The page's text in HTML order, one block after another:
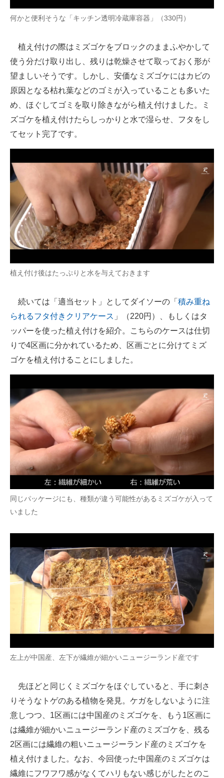
何かと便利そうな「キッチン透明冷蔵庫容器」（330円）
植え付けの際はミズゴケをブロックのままふやかして
使う分だけ取り出し、残りは乾燥させて取っておく形が
望ましいそうです。しかし、安価なミズゴケにはカビの
原因となる枯れ葉などのゴミが入っていることも多いた
め、ほぐしてゴミを取り除きながら植え付けました。ミ
ズゴケを植え付けたらしっかりと水で湿らせ、フタをし
てセット完了です。
植え付け後はたっぷりと水を与えておきます
続いては「適当セット」としてダイソーの「 積み重ね
られるフタ付きクリアケース 」（220円）、もしくはタ
ッパーを使った植え付けを紹介。こちらのケースは仕切
りで4区画に分かれているため、区画ごとに分けてミズ
ゴケを植え付けることにしました。
同じパッケージにも、種類が違う可能性があるミズゴケが入って
いました
左上が中国産、左下が繊維が細かいニュージーランド産です
先ほどと同じくミズゴケをほぐしていると、手に刺さ
りそうなトゲのある植物を発見。ケガをしないように注
意しつつ、1区画には中国産のミズゴケを、もう1区画に
は繊維が細かいニュージーランド産のミズゴケを、残る
2区画には繊維の粗いニュージーランド産のミズゴケを
植え付けました。なお、今回使った中国産のミズゴケは
繊維にフワフワ感がなくてハリもない感じがしたとのこ